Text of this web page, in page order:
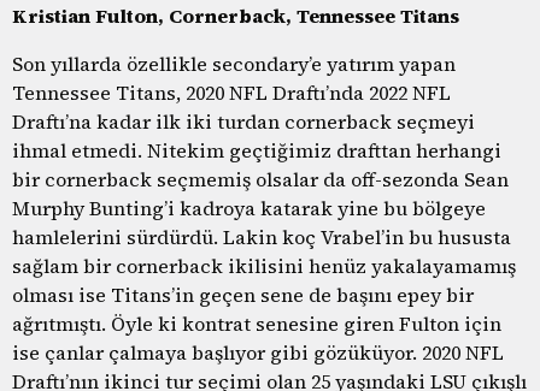
Kristian Fulton, Cornerback, Tennessee Titans
Son yıllarda özellikle secondary’e yatırım yapan
Tennessee Titans, 2020 NFL Draftı’nda 2022 NFL
Draftı’na kadar ilk iki turdan cornerback seçmeyi
ihmal etmedi. Nitekim geçtiğimiz drafttan herhangi
bir cornerback seçmemiş olsalar da off-sezonda Sean
Murphy Bunting’i kadroya katarak yine bu bölgeye
hamlelerini sürdürdü. Lakin koç Vrabel’in bu hususta
sağlam bir cornerback ikilisini henüz yakalayamamış
olması ise Titans’in geçen sene de başını epey bir
ağrıtmıştı. Öyle ki kontrat senesine giren Fulton için
ise çanlar çalmaya başlıyor gibi gözüküyor. 2020 NFL
Draftı’nın ikinci tur seçimi olan 25 yaşındaki LSU çıkışlı